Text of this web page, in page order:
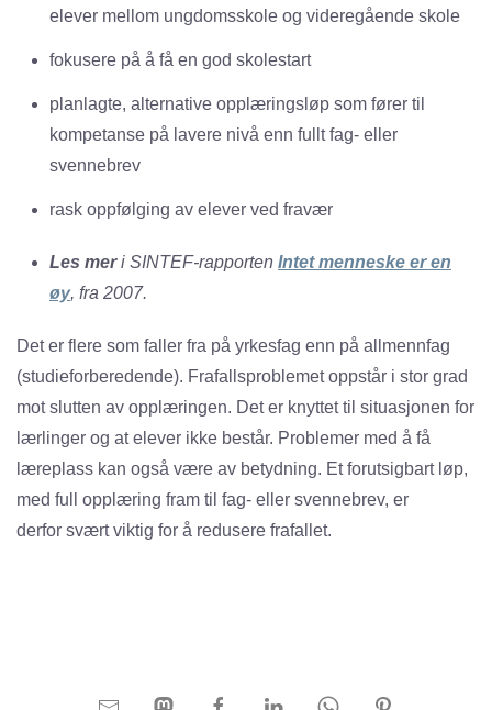
elever mellom ungdomsskole og videregående skole
fokusere på å få en god skolestart
planlagte, alternative opplæringsløp som fører til
kompetanse på lavere nivå enn fullt fag- eller
svennebrev
rask oppfølging av elever ved fravær
Les meri SINTEF-rapporten Intet menneske er en
øy, fra 2007.
Det er flere som faller fra på yrkesfag enn på allmennfag
(studieforberedende). Frafallsproblemet oppstår i stor grad
mot slutten av opplæringen. Det er knyttet til situasjonen for
lærlinger og at elever ikke består. Problemer med å få
læreplass kan også være av betydning. Et forutsigbart løp,
med full opplæring fram til fag- eller svennebrev, er
derfor svært viktig for å redusere frafallet.